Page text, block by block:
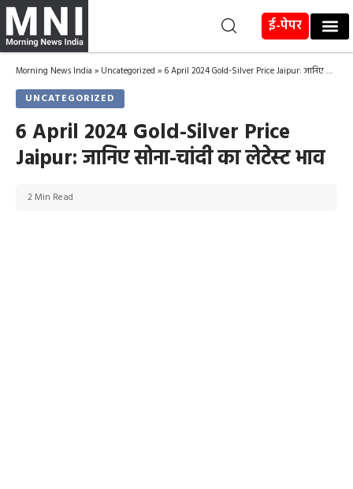
ई-पेपर
Morning News India » Uncategorized » 6 April 2024 Gold-Silver Price Jaipur: जानिए सोना-चांदी का लेटेस्ट भाव
UNCATEGORIZED
6 April 2024 Gold-Silver Price
Jaipur: जानिए सोना-चांदी का लेटेस्ट भाव
2 Min Read